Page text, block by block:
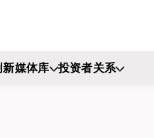
新媒体库 投资者关系